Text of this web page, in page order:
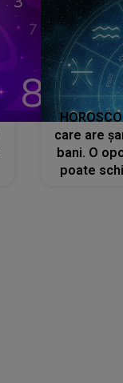
care are
bani. O
poate